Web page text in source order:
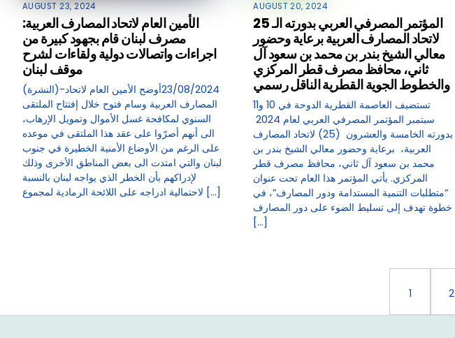
AUGUST 23, 2024
الأمين العام لاتحاد المصارف العربية:
مصرف لبنان قام بجهود كبيرة من
اجراءات واتصالات دولية ولقاءات لشرح
موقف لبنان
(النشرة)-23/08/2024أوضح الأمين العام لاتحاد
المصارف العربية وسام فتوح خلال إفتتاح الملتقى
السنوي لمكافحة غسل الأموال وتمويل الإرهاب،
الى أنهم أصرّوا على عقد هذا الملتقى في موعده
على الرغم من الأوضاع الأمنية الخطيرة في جنوب
لبنان والتي امتدت الى بعض المناطق الأخرى وذلك
لإدراكهم بأن الخطر الذي يواجه لبنان بالنسبة
لاحتمالية ادراجه على اللائحة الرمادية لمجموع […]
AUGUST 20, 2024
المؤتمر المصرفي العربي بدورته الـ 25
لاتحاد المصارف العربية برعاية وحضور
معالي الشيخ بندر بن محمد بن سعود آل
ثاني، محافظ مصرف قطر المركزي
والخطوط الجوية القطرية الناقل رسمي
تستضيف العاصمة القطرية الدوحة في 10 و11
سبتمبر المؤتمر المصرفي العربي لعام 2024
بدورته الخامسة والعشرون (25) لاتحاد المصارف
العربية، برعاية وحضور معالي الشيخ بندر بن
محمد بن سعود آل ثاني، محافظ مصرف قطر
المركزي. يأتي المؤتمر هذا العام تحت عنوان
“متطلبات التنمية المستدامة ودور المصارف”، في
خطوة تهدف إلى تسليط الضوء على دور المصارف
[…]
1 2